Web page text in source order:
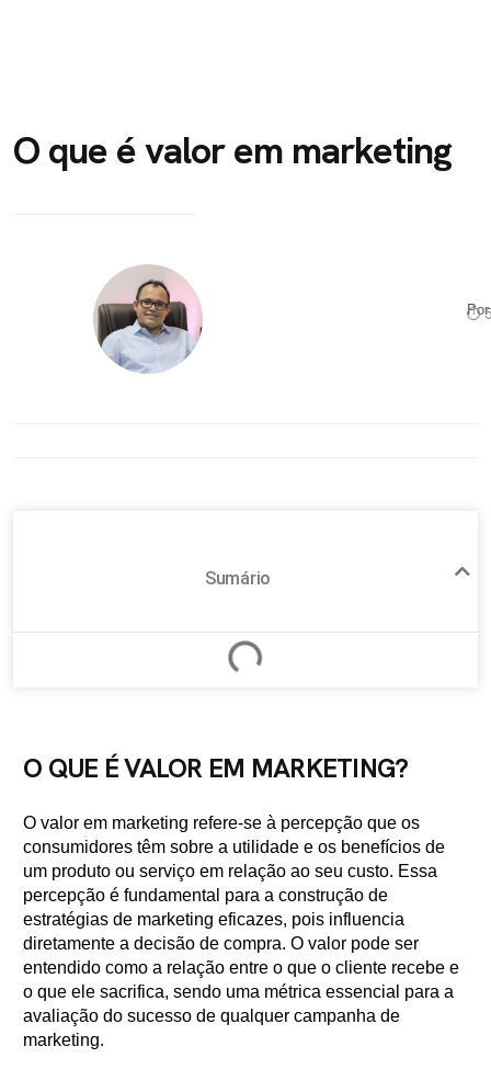
O que é valor em marketing
⏱
Sumário
O QUE É VALOR EM MARKETING?
O valor em marketing refere-se à percepção que os
consumidores têm sobre a utilidade e os benefícios de
um produto ou serviço em relação ao seu custo. Essa
percepção é fundamental para a construção de
estratégias de marketing eficazes, pois influencia
diretamente a decisão de compra. O valor pode ser
entendido como a relação entre o que o cliente recebe e
o que ele sacrifica, sendo uma métrica essencial para a
avaliação do sucesso de qualquer campanha de
marketing.